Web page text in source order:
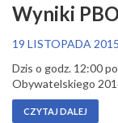
Wyniki
19 LISTOPADA 2015
Dzis o godz. 12:00
Obywatelskiego
CZYTAJ DALEJ